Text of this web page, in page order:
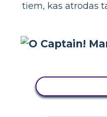
tiem, kas atrodas